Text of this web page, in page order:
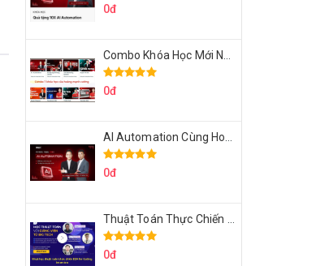
0đ
0đ
0đ
0đ